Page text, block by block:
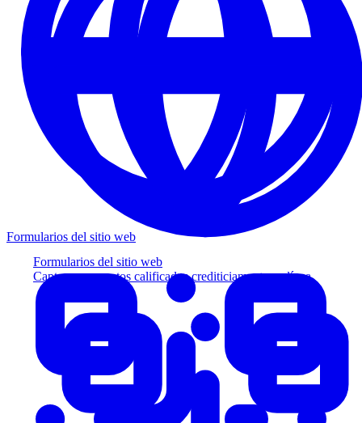
Formularios del sitio web
Capture prospectos calificados crediticiamente en línea
Formularios del sitio web